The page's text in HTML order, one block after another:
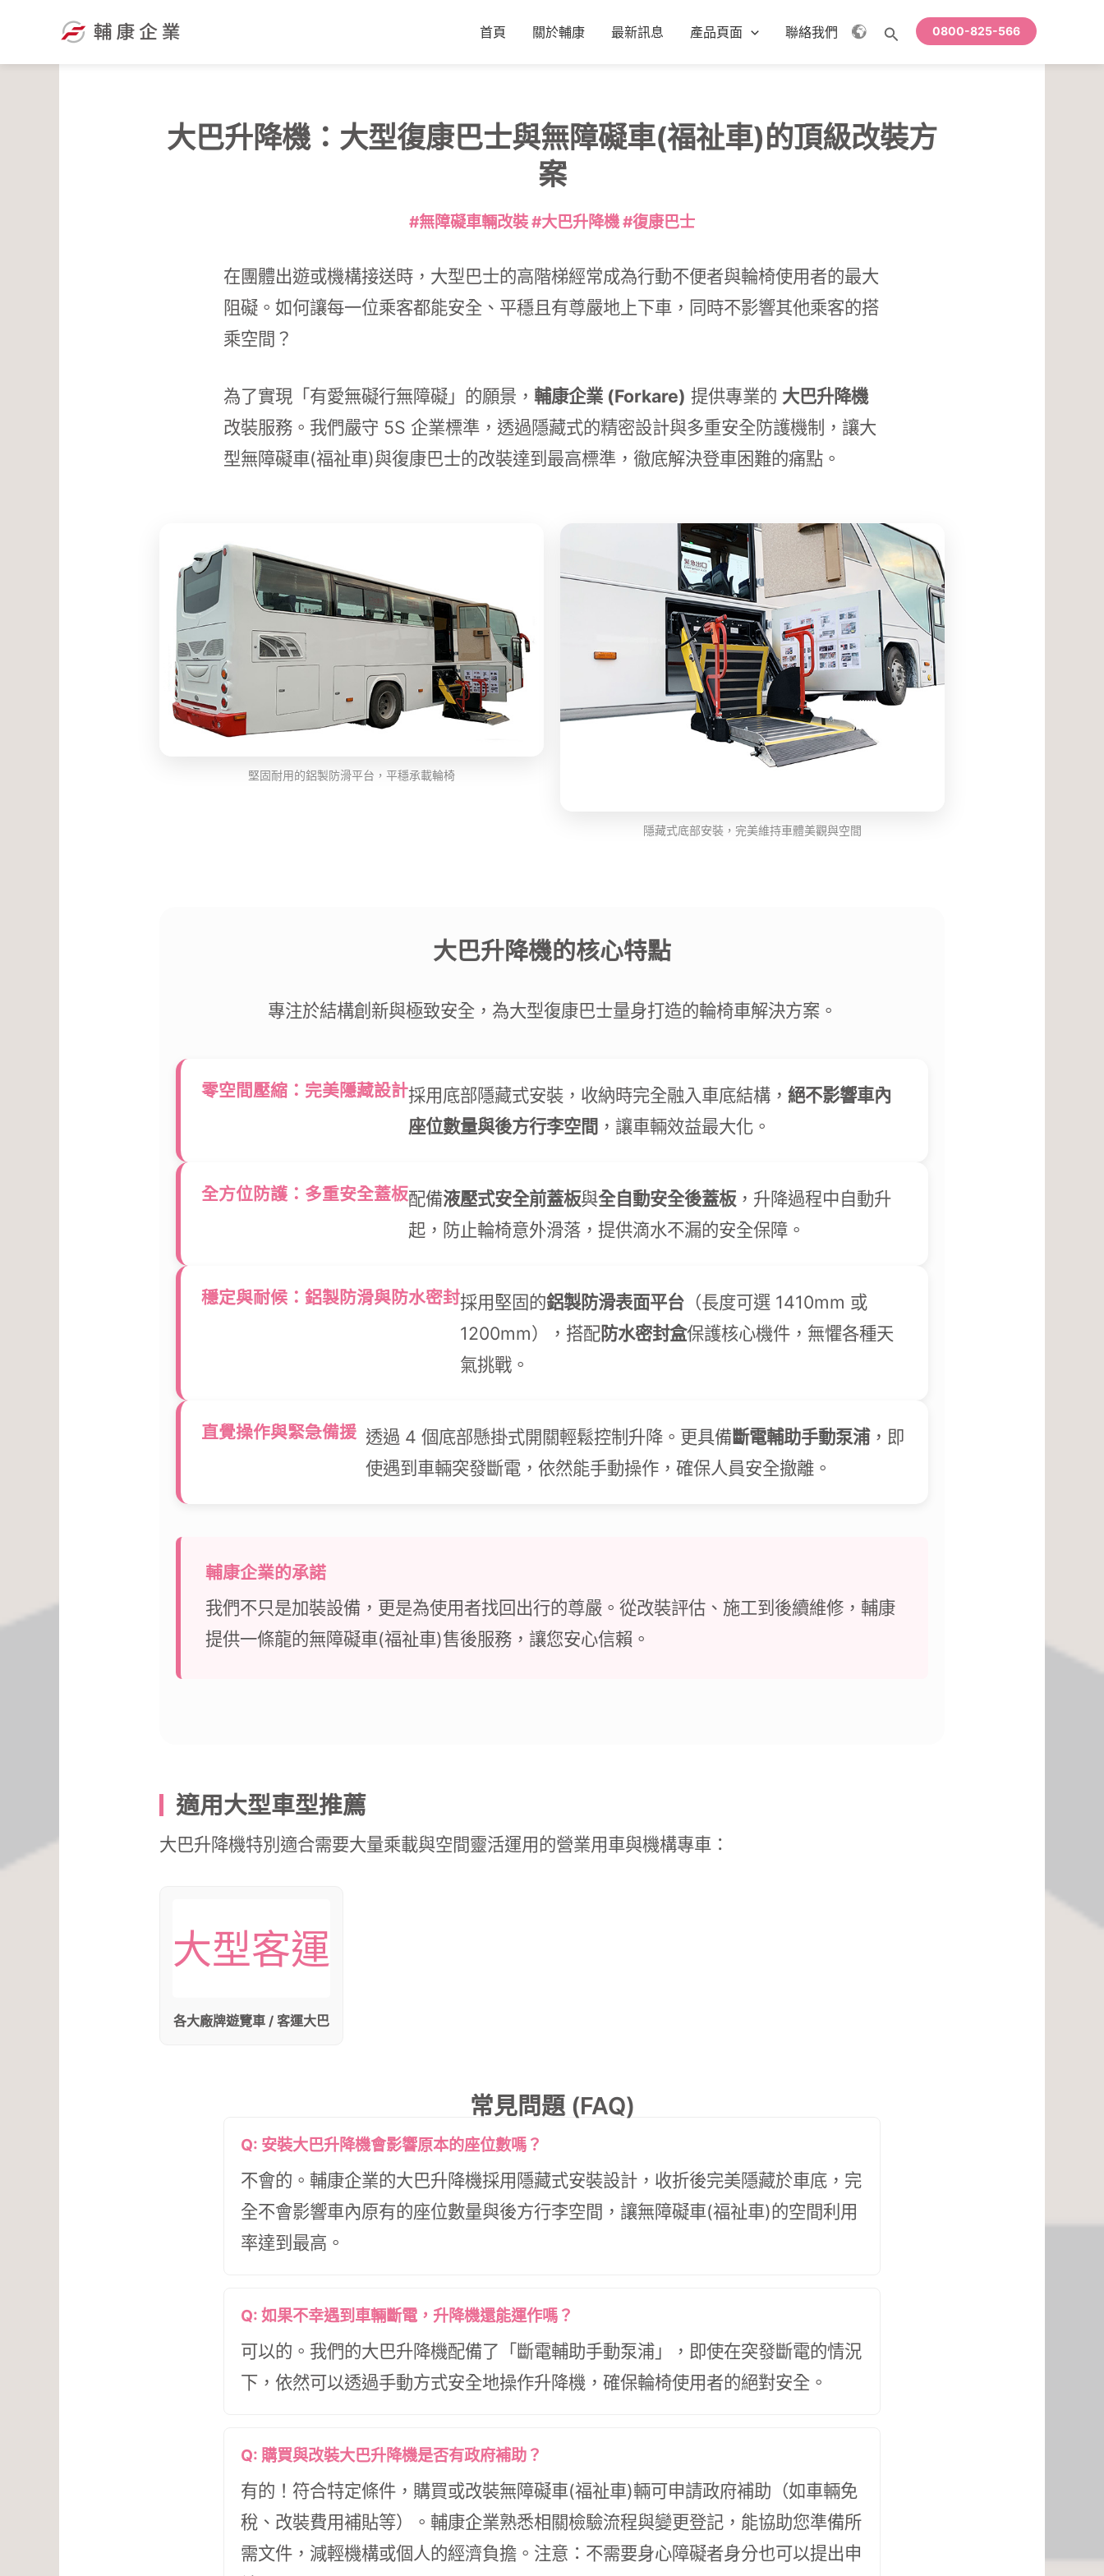
首頁 關於輔康 最新訊息 產品頁面 聯絡我們
搜
0800-825-566
大巴升降機：大型復康巴士與無障礙車(福祉車)的頂級改裝方
案
#無障礙車輛改裝 #大巴升降機 #復康巴士
在團體出遊或機構接送時，大型巴士的高階梯經常成為行動不便者與輪椅使用者的最大
阻礙。如何讓每一位乘客都能安全、平穩且有尊嚴地上下車，同時不影響其他乘客的搭
乘空間？
為了實現「有愛無礙行無障礙」的願景， 輔康企業 (Forkare) 提供專業的 大巴升降機
改裝服務。我們嚴守 5S 企業標準，透過隱藏式的精密設計與多重安全防護機制，讓大
型無障礙車(福祉車)與復康巴士的改裝達到最高標準，徹底解決登車困難的痛點。
堅固耐用的鋁製防滑平台，平穩承載輪椅
隱藏式底部安裝，完美維持車體美觀與空間
大巴升降機的核心特點
專注於結構創新與極致安全，為大型復康巴士量身打造的輪椅車解決方案。
零空間壓縮：完美隱藏設計採用底部隱藏式安裝，收納時完全融入車底結構， 絕不影響車內
座位數量與後方行李空間 ，讓車輛效益最大化。
全方位防護：多重安全蓋板配備液壓式安全前蓋板與全自動安全後蓋板，升降過程中自動升
起，防止輪椅意外滑落，提供滴水不漏的安全保障。
穩定與耐候：鋁製防滑與防水密封採用堅固的鋁製防滑表面平台（長度可選 1410mm 或
1200mm），搭配防水密封盒保護核心機件，無懼各種天
氣挑戰。
直覺操作與緊急備援 透過 4 個底部懸掛式開關輕鬆控制升降。更具備斷電輔助手動泵浦，即
使遇到車輛突發斷電，依然能手動操作，確保人員安全撤離。
輔康企業的承諾
我們不只是加裝設備，更是為使用者找回出行的尊嚴。從改裝評估、施工到後續維修，輔康
提供一條龍的無障礙車(福祉車)售後服務，讓您安心信賴。
適用大型車型推薦
大巴升降機特別適合需要大量乘載與空間靈活運用的營業用車與機構專車：
大型客運
各大廠牌遊覽車 / 客運大巴
常見問題 (FAQ)
Q: 安裝大巴升降機會影響原本的座位數嗎？
不會的。輔康企業的大巴升降機採用隱藏式安裝設計，收折後完美隱藏於車底，完
全不會影響車內原有的座位數量與後方行李空間，讓無障礙車(福祉車)的空間利用
率達到最高。
Q: 如果不幸遇到車輛斷電，升降機還能運作嗎？
可以的。我們的大巴升降機配備了「斷電輔助手動泵浦」，即使在突發斷電的情況
下，依然可以透過手動方式安全地操作升降機，確保輪椅使用者的絕對安全。
Q: 購買與改裝大巴升降機是否有政府補助？
有的！符合特定條件，購買或改裝無障礙車(福祉車)輛可申請政府補助（如車輛免
稅、改裝費用補貼等）。輔康企業熟悉相關檢驗流程與變更登記，能協助您準備所
需文件，減輕機構或個人的經濟負擔。注意：不需要身心障礙者身分也可以提出申